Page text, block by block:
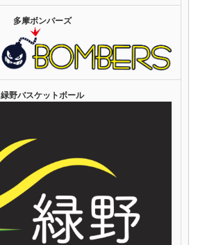
多摩ボンバーズ
緑野バスケットボール